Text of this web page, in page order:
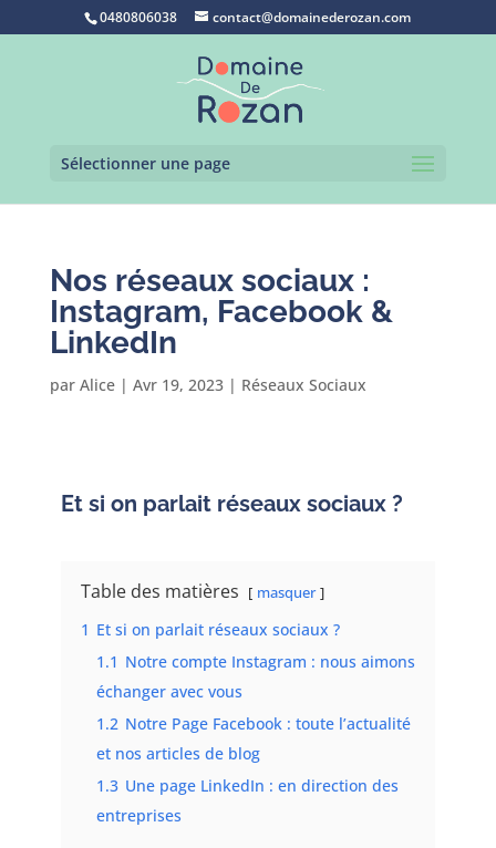
0480806038 contact@domainederozan.com
Sélectionner une page
Nos réseaux sociaux :
Instagram, Facebook &
LinkedIn
par Alice| Avr 19, 2023| Réseaux Sociaux
Et si on parlait réseaux sociaux ?
Table des matières masquer
1 Et si on parlait réseaux sociaux ?
1.1 Notre compte Instagram : nous aimons
échanger avec vous
1.2 Notre Page Facebook : toute l’actualité
et nos articles de blog
1.3 Une page LinkedIn : en direction des
entreprises